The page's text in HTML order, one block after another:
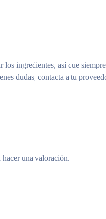
los ingredientes, así que
dudas, contacta a tu
hacer una valoración.